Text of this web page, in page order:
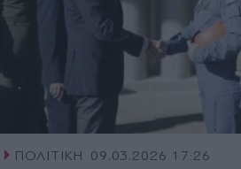
ΠΟΛΙΤΙΚΗ
09.03.2026 17:26